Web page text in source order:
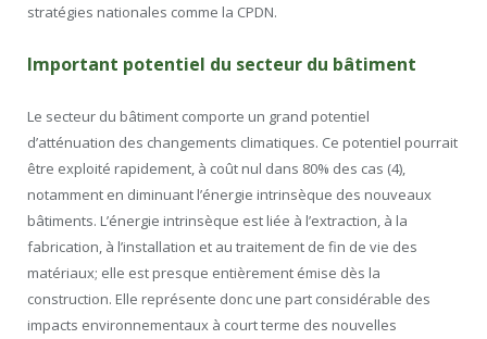
stratégies nationales comme la CPDN.
Important potentiel du secteur du bâtiment
Le secteur du bâtiment comporte un grand potentiel
d’atténuation des changements climatiques. Ce potentiel pourrait
être exploité rapidement, à coût nul dans 80% des cas (4),
notamment en diminuant l’énergie intrinsèque des nouveaux
bâtiments. L’énergie intrinsèque est liée à l’extraction, à la
fabrication, à l’installation et au traitement de fin de vie des
matériaux; elle est presque entièrement émise dès la
construction. Elle représente donc une part considérable des
impacts environnementaux à court terme des nouvelles